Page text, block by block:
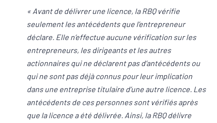
« Avant de délivrer une licence, la RBQ vérifie
seulement les antécédents que l’entrepreneur
déclare. Elle n’effectue aucune vérification sur les
entrepreneurs, les dirigeants et les autres
actionnaires qui ne déclarent pas d’antécédents ou
qui ne sont pas déjà connus pour leur implication
dans une entreprise titulaire d’une autre licence. Les
antécédents de ces personnes sont vérifiés après
que la licence a été délivrée. Ainsi, la RBQ délivre